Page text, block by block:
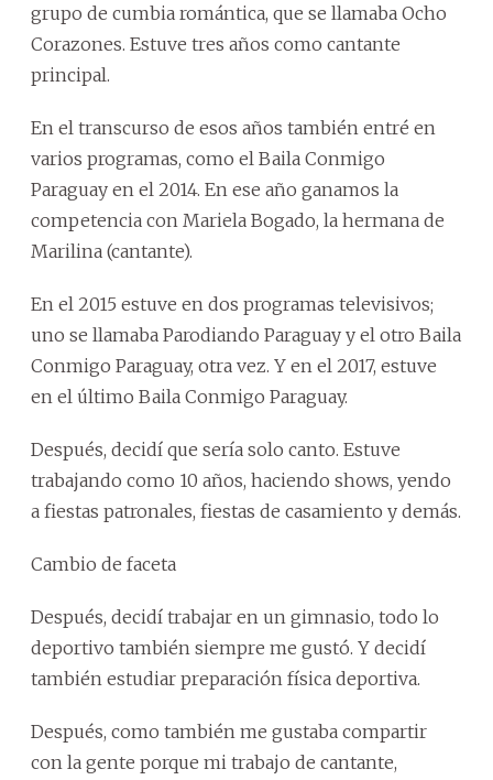
grupo de cumbia romántica, que se llamaba Ocho
Corazones. Estuve tres años como cantante
principal.
En el transcurso de esos años también entré en
varios programas, como el Baila Conmigo
Paraguay en el 2014. En ese año ganamos la
competencia con Mariela Bogado, la hermana de
Marilina (cantante).
En el 2015 estuve en dos programas televisivos;
uno se llamaba Parodiando Paraguay y el otro Baila
Conmigo Paraguay, otra vez. Y en el 2017, estuve
en el último Baila Conmigo Paraguay.
Después, decidí que sería solo canto. Estuve
trabajando como 10 años, haciendo shows, yendo
a fiestas patronales, fiestas de casamiento y demás.
Cambio de faceta
Después, decidí trabajar en un gimnasio, todo lo
deportivo también siempre me gustó. Y decidí
también estudiar preparación física deportiva.
Después, como también me gustaba compartir
con la gente porque mi trabajo de cantante,